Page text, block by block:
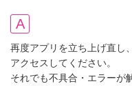
再度アプリを立ち上げ直し
アクセスしてください。
それでも不具合・エラーが